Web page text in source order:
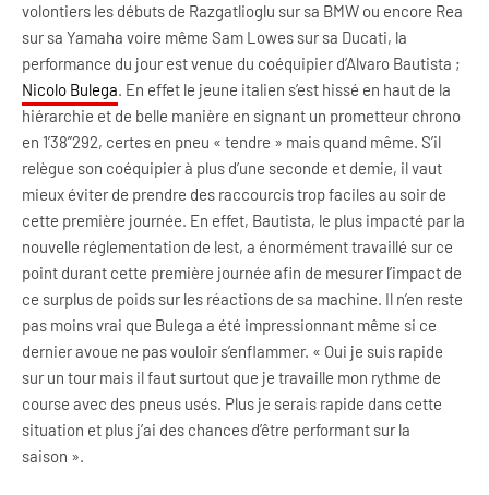
volontiers les débuts de Razgatlioglu sur sa BMW ou encore Rea
sur sa Yamaha voire même Sam Lowes sur sa Ducati, la
performance du jour est venue du coéquipier d’Alvaro Bautista ;
Nicolo Bulega. En effet le jeune italien s’est hissé en haut de la
hiérarchie et de belle manière en signant un prometteur chrono
en 1’38’’292, certes en pneu « tendre » mais quand même. S’il
relègue son coéquipier à plus d’une seconde et demie, il vaut
mieux éviter de prendre des raccourcis trop faciles au soir de
cette première journée. En effet, Bautista, le plus impacté par la
nouvelle réglementation de lest, a énormément travaillé sur ce
point durant cette première journée afin de mesurer l’impact de
ce surplus de poids sur les réactions de sa machine. Il n’en reste
pas moins vrai que Bulega a été impressionnant même si ce
dernier avoue ne pas vouloir s’enflammer. « Oui je suis rapide
sur un tour mais il faut surtout que je travaille mon rythme de
course avec des pneus usés. Plus je serais rapide dans cette
situation et plus j’ai des chances d’être performant sur la
saison ».